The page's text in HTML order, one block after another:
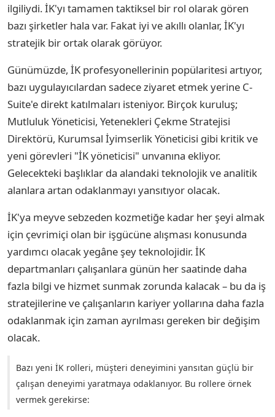
ilgiliydi. İK'yı tamamen taktiksel bir rol olarak gören
bazı şirketler hala var. Fakat iyi ve akıllı olanlar, İK'yı
stratejik bir ortak olarak görüyor.
Günümüzde, İK profesyonellerinin popülaritesi artıyor,
bazı uygulayıcılardan sadece ziyaret etmek yerine C-
Suite'e direkt katılmaları isteniyor. Birçok kuruluş;
Mutluluk Yöneticisi, Yetenekleri Çekme Stratejisi
Direktörü, Kurumsal İyimserlik Yöneticisi gibi kritik ve
yeni görevleri "İK yöneticisi" unvanına ekliyor.
Gelecekteki başlıklar da alandaki teknolojik ve analitik
alanlara artan odaklanmayı yansıtıyor olacak.
İK'ya meyve sebzeden kozmetiğe kadar her şeyi almak
için çevrimiçi olan bir işgücüne alışması konusunda
yardımcı olacak yegâne şey teknolojidir. İK
departmanları çalışanlara günün her saatinde daha
fazla bilgi ve hizmet sunmak zorunda kalacak – bu da iş
stratejilerine ve çalışanların kariyer yollarına daha fazla
odaklanmak için zaman ayrılması gereken bir değişim
olacak.
Bazı yeni İK rolleri, müşteri deneyimini yansıtan güçlü bir
çalışan deneyimi yaratmaya odaklanıyor. Bu rollere örnek
vermek gerekirse: